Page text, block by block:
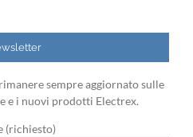
sempre aggiornato sulle
e i nuovi prodotti Electrex.
(richiesto)